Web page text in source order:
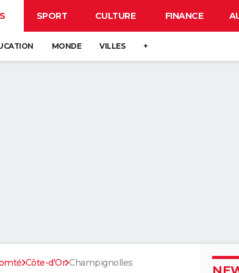
SPORT CULTURE FINANCE
MONDE VILLES +
Côte-d'Or Champignolles